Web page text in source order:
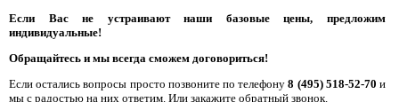
Если Вас не устраивают наши базовые цены, предложим
индивидуальные!
Обращайтесь и мы всегда сможем договориться!
Если остались вопросы просто позвоните по телефону8 (495) 518-52-70 и
мы с радостью на них ответим. Или закажите обратный звонок.